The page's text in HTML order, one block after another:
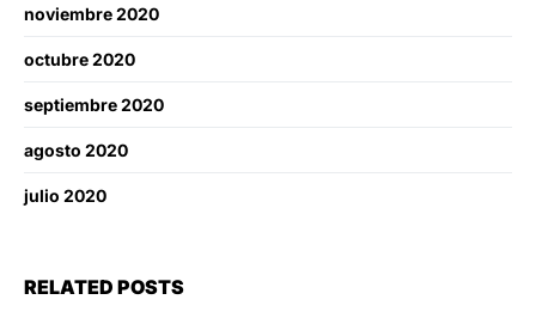
noviembre 2020
octubre 2020
septiembre 2020
agosto 2020
julio 2020
RELATED POSTS